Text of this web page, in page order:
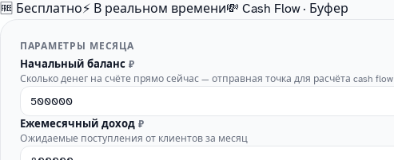
🆓 Бесплатно⚡ В реальном времени💸 Cash Flow · Буфер
ПАРАМЕТРЫ МЕСЯЦА
Начальный баланс ₽
Сколько денег на счёте прямо сейчас — отправная точка для расчёта cash flow
Ежемесячный доход ₽
Ожидаемые поступления от клиентов за месяц